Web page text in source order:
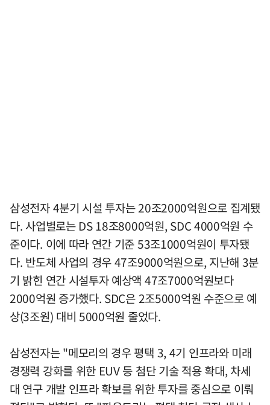
삼성전자 4분기 시설 투자는 20조2000억원으로 집계됐
다. 사업별로는 DS 18조8000억원, SDC 4000억원 수
준이다. 이에 따라 연간 기준 53조1000억원이 투자됐
다. 반도체 사업의 경우 47조9000억원으로, 지난해 3분
기 밝힌 연간 시설투자 예상액 47조7000억원보다
2000억원 증가했다. SDC은 2조5000억원 수준으로 예
상(3조원) 대비 5000억원 줄었다.
삼성전자는 "메모리의 경우 평택 3, 4기 인프라와 미래
경쟁력 강화를 위한 EUV 등 첨단 기술 적용 확대, 차세
대 연구 개발 인프라 확보를 위한 투자를 중심으로 이뤄